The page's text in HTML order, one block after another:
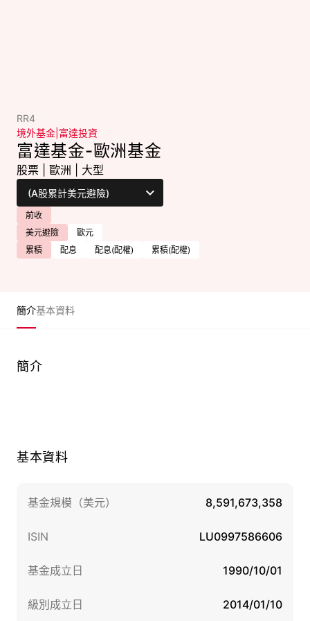
RR4
境外基金 富達投資
富達基金-歐洲基金
股票 歐洲 大型
前收
美元避險
歐元
累積
配息 配息(配權) 累積(配權)
簡介基本資料
簡介
基本資料
基金規模（美元） 8,591,673,358
ISIN LU0997586606
基金成立日 1990/10/01
級別成立日 2014/01/10